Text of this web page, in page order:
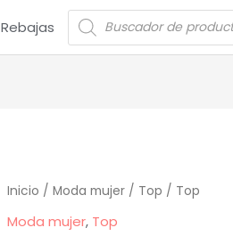
Rebajas
Inicio / Moda mujer/ Top / Top
Moda mujer, Top